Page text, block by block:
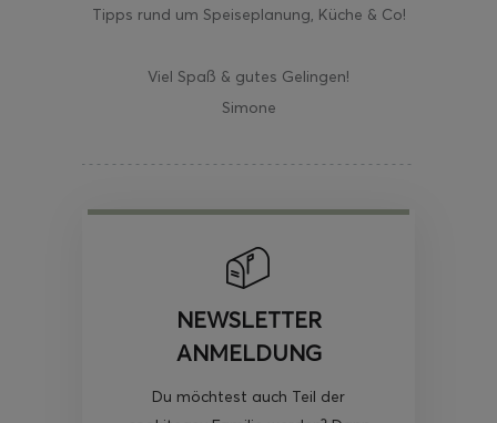
Tipps rund um Speiseplanung, Küche & Co!
Viel Spaß & gutes Gelingen!
Simone
NEWSLETTER
ANMELDUNG
Du möchtest auch Teil der